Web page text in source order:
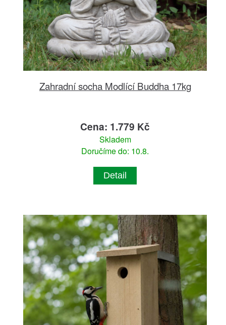
Zahradní socha Modlící Buddha 17kg
Cena: 1.779 Kč
Skladem
Doručíme do: 10.8.
Detail